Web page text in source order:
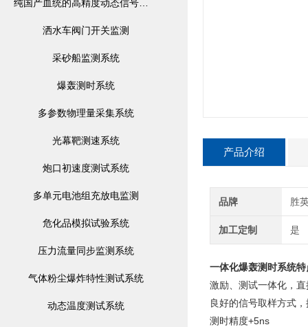
洒水车阀门开关监测
采砂船监测系统
爆轰测时系统
多参数物理量采集系统
光幕靶测速系统
炮口初速度测试系统
多单元电池组充放电监测
危化品模拟试验系统
压力流量同步监测系统
气体粉尘爆炸特性测试系统
动态温度测试系统
产品介绍
品牌 胜
加工定制 是
一体化爆轰测时系统特
激励、测试一体化，
良好的信号取样方式
测时精度+5ns